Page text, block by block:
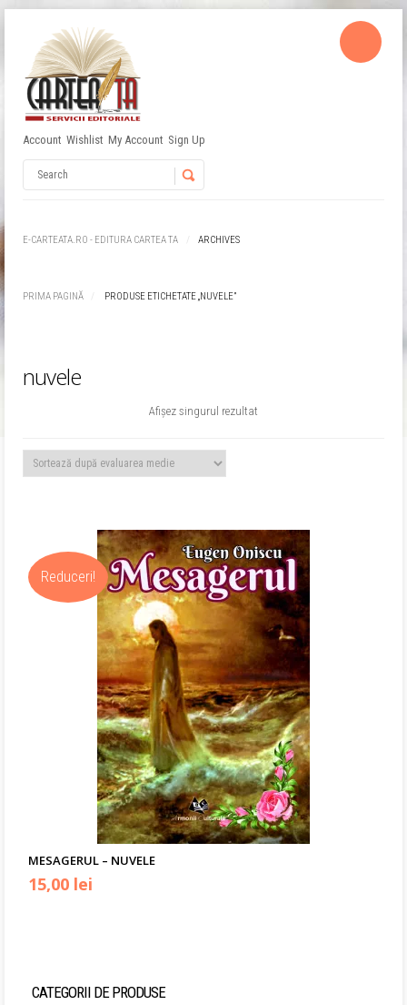
Account Wishlist My Account Sign Up
E-CARTEATA.RO - EDITURA CARTEA TA ARCHIVES
PRIMA PAGINĂ PRODUSE ETICHETATE „NUVELE”
nuvele
Afișez singurul rezultat
Reduceri!
MESAGERUL – NUVELE
Prețul
fost:
15,00 lei
15,00 lei.
CATEGORII DE PRODUSE